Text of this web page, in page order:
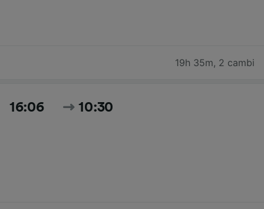
19h 35m, 2 cambi
16:06 10:30